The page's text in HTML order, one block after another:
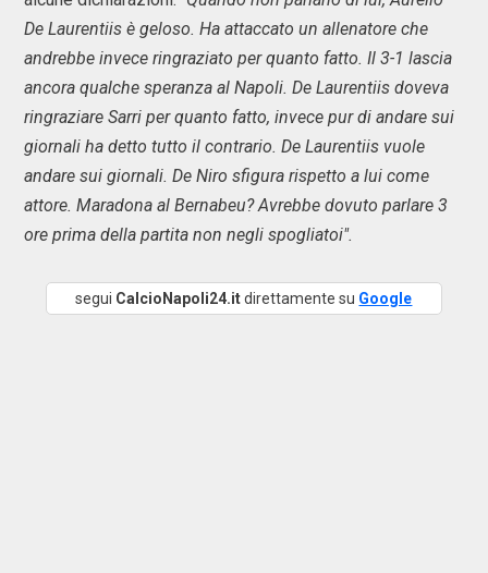
De Laurentiis è geloso. Ha attaccato un allenatore che
andrebbe invece ringraziato per quanto fatto. Il 3-1 lascia
ancora qualche speranza al Napoli. De Laurentiis doveva
ringraziare Sarri per quanto fatto, invece pur di andare sui
giornali ha detto tutto il contrario. De Laurentiis vuole
andare sui giornali. De Niro sfigura rispetto a lui come
attore. Maradona al Bernabeu? Avrebbe dovuto parlare 3
ore prima della partita non negli spogliatoi".
segui CalcioNapoli24.itdirettamente su Google